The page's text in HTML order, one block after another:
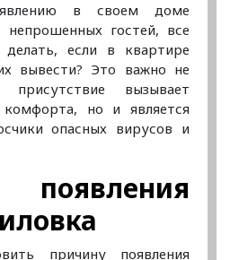
в своем доме
гостей, все
если в квартире
вывести? Это важно не
вызывает
но и является
опасных вирусов и
причину появления